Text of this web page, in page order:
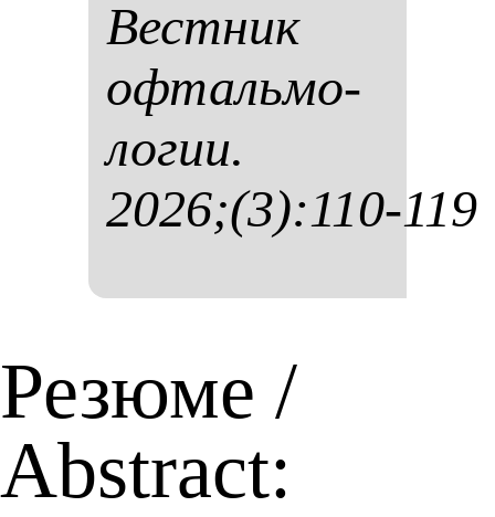
Вес­тник
оф­таль­мо­
ло­гии.
2026;(3):110-119
Резюме /
Abstract: